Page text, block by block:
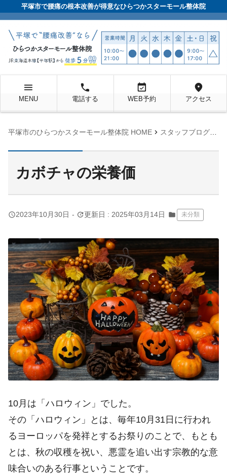
平塚市で腰痛の根本改善が得意なひらつかスターモール整体院
menu
MENU
local_phone
電話する
event_available
WEB予約
location_on
アクセス
平塚市のひらつかスターモール整体院 HOME chevron_right スタッフブログ
カボチャの栄養価
query_builder2023年10月30日 - update更新日 : 2025年03月14日 folder 未分類
10月は「ハロウィン」でした。
その「ハロウィン」とは、毎年10月31日に行われ
るヨーロッパを発祥とするお祭りのことで、もとも
とは、秋の収穫を祝い、悪霊を追い出す宗教的な意
味合いのある行事ということです。